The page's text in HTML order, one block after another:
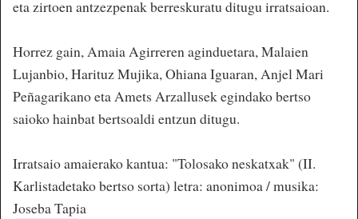
eta zirtoen antzezpenak berreskuratu ditugu irratsaioan.
Horrez gain, Amaia Agirreren aginduetara, Malaien
Lujanbio, Harituz Mujika, Ohiana Iguaran, Anjel Mari
Peñagarikano eta Amets Arzallusek egindako bertso
saioko hainbat bertsoaldi entzun ditugu.
Irratsaio amaierako kantua: "Tolosako neskatxak" (II.
Karlistadetako bertso sorta) letra: anonimoa / musika:
Joseba Tapia